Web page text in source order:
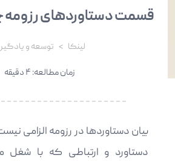
قسمت دستاوردهای
لینکا توسعه و
زمان مطالعه: ۴ دقیقه
بیان دستاوردها در رزومه الزامی
دستاورد و ارتباطی که با شغل